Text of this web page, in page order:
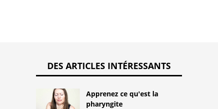
DES ARTICLES INTÉRESSANTS
Apprenez ce qu'est la
pharyngite